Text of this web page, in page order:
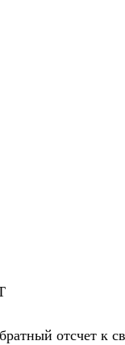
отсчет к